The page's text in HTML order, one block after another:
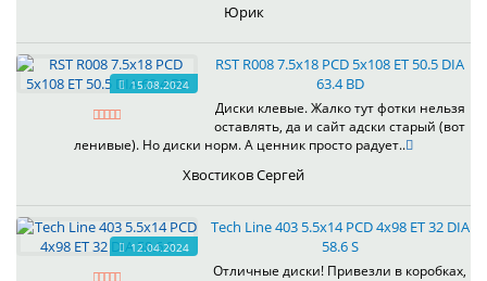
Юрик
15.08.2024
RST R008 7.5x18 PCD 5x108 ET 50.5 DIA
63.4 BD
Диски клевые. Жалко тут фотки нельзя
оставлять, да и сайт адски старый (вот
ленивые). Но диски норм. А ценник просто радует..
Хвостиков Сергей
12.04.2024
Tech Line 403 5.5x14 PCD 4x98 ET 32 DIA
58.6 S
Отличные диски! Привезли в коробках,